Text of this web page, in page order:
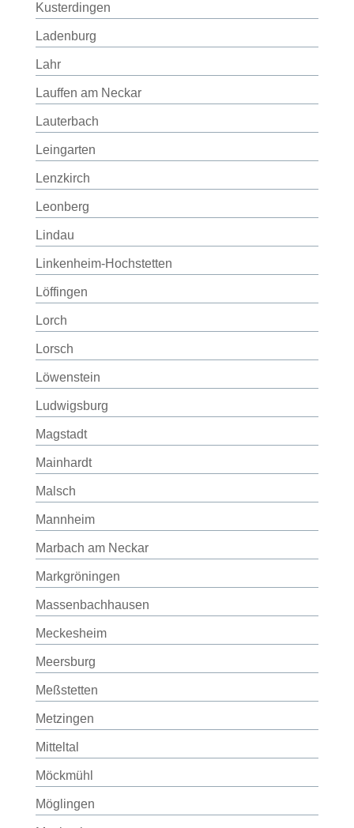
Kusterdingen
Ladenburg
Lahr
Lauffen am Neckar
Lauterbach
Leingarten
Lenzkirch
Leonberg
Lindau
Linkenheim-Hochstetten
Löffingen
Lorch
Lorsch
Löwenstein
Ludwigsburg
Magstadt
Mainhardt
Malsch
Mannheim
Marbach am Neckar
Markgröningen
Massenbachhausen
Meckesheim
Meersburg
Meßstetten
Metzingen
Mitteltal
Möckmühl
Möglingen